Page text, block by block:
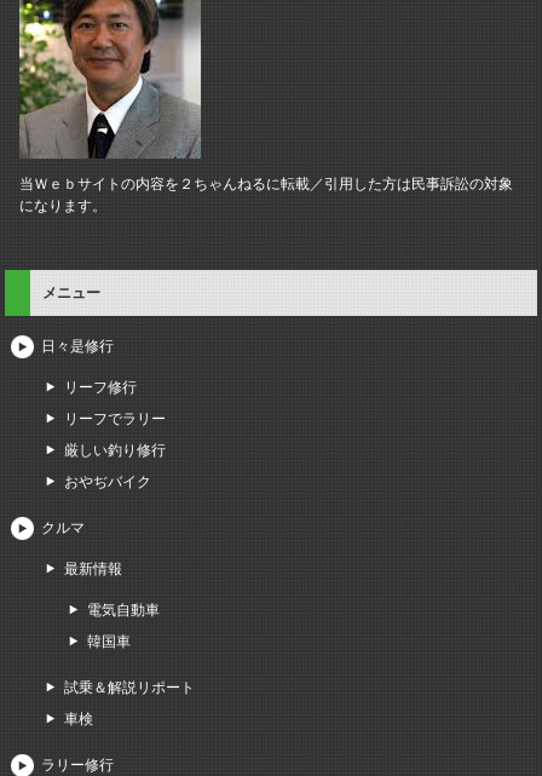
当Ｗｅｂサイトの内容を２ちゃんねるに転載／引用した方は民事訴訟の対象
になります。
メニュー
日々是修行
リーフ修行
リーフでラリー
厳しい釣り修行
おやぢバイク
クルマ
最新情報
電気自動車
韓国車
試乗＆解説リポート
車検
ラリー修行